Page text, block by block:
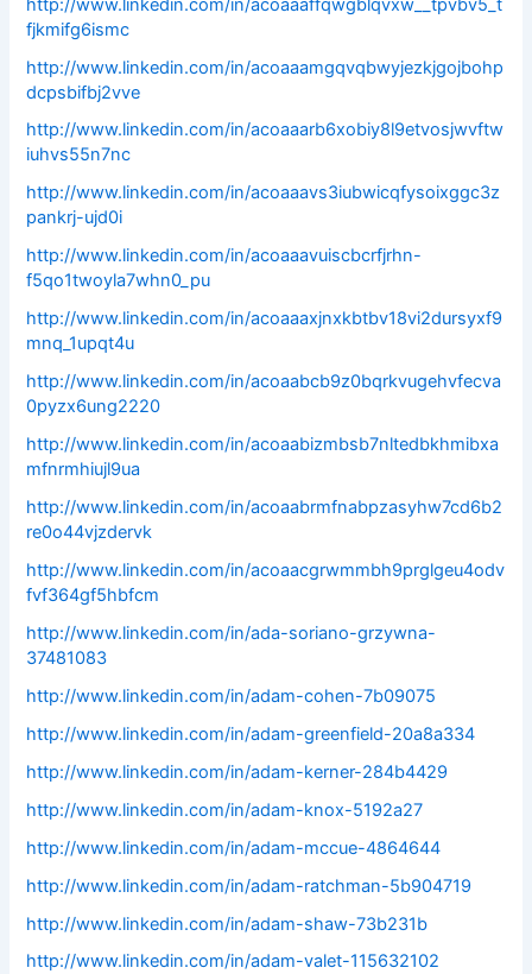
fjkmifg6ismc
http://www.linkedin.com/in/acoaaamgqvqbwyjezkjgojbohp
dcpsbifbj2vve
http://www.linkedin.com/in/acoaaarb6xobiy8l9etvosjwvftw
iuhvs55n7nc
http://www.linkedin.com/in/acoaaavs3iubwicqfysoixggc3z
pankrj-ujd0i
http://www.linkedin.com/in/acoaaavuiscbcrfjrhn-
f5qo1twoyla7whn0_pu
http://www.linkedin.com/in/acoaaaxjnxkbtbv18vi2dursyxf9
mnq_1upqt4u
http://www.linkedin.com/in/acoaabcb9z0bqrkvugehvfecva
0pyzx6ung2220
http://www.linkedin.com/in/acoaabizmbsb7nltedbkhmibxa
mfnrmhiujl9ua
http://www.linkedin.com/in/acoaabrmfnabpzasyhw7cd6b2
re0o44vjzdervk
http://www.linkedin.com/in/acoaacgrwmmbh9prglgeu4odv
fvf364gf5hbfcm
http://www.linkedin.com/in/ada-soriano-grzywna-
37481083
http://www.linkedin.com/in/adam-cohen-7b09075
http://www.linkedin.com/in/adam-greenfield-20a8a334
http://www.linkedin.com/in/adam-kerner-284b4429
http://www.linkedin.com/in/adam-knox-5192a27
http://www.linkedin.com/in/adam-mccue-4864644
http://www.linkedin.com/in/adam-ratchman-5b904719
http://www.linkedin.com/in/adam-shaw-73b231b
http://www.linkedin.com/in/adam-valet-115632102